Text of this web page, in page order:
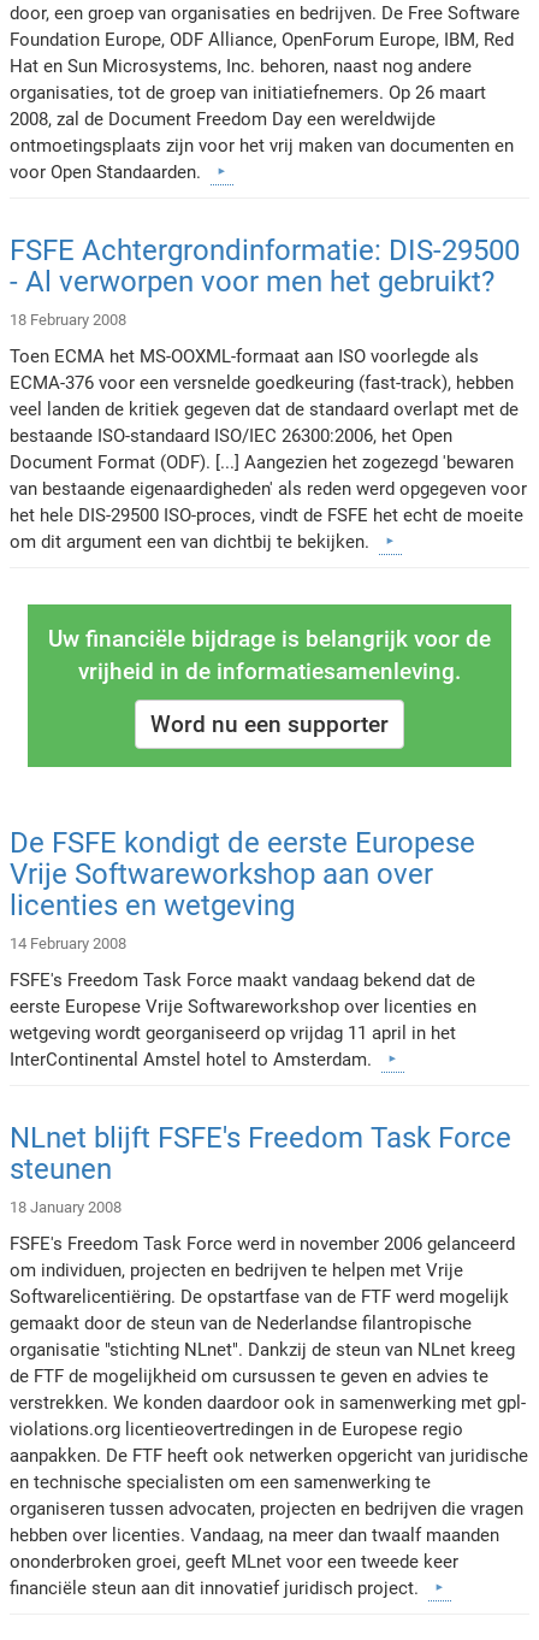
door, een groep van organisaties en bedrijven. De Free Software
Foundation Europe, ODF Alliance, OpenForum Europe, IBM, Red
Hat en Sun Microsystems, Inc. behoren, naast nog andere
organisaties, tot de groep van initiatiefnemers. Op 26 maart
2008, zal de Document Freedom Day een wereldwijde
ontmoetingsplaats zijn voor het vrij maken van documenten en
voor Open Standaarden.
FSFE Achtergrondinformatie: DIS-29500
- Al verworpen voor men het gebruikt?
18 February 2008
Toen ECMA het MS-OOXML-formaat aan ISO voorlegde als
ECMA-376 voor een versnelde goedkeuring (fast-track), hebben
veel landen de kritiek gegeven dat de standaard overlapt met de
bestaande ISO-standaard ISO/IEC 26300:2006, het Open
Document Format (ODF). [...] Aangezien het zogezegd 'bewaren
van bestaande eigenaardigheden' als reden werd opgegeven voor
het hele DIS-29500 ISO-proces, vindt de FSFE het echt de moeite
om dit argument een van dichtbij te bekijken.
Uw financiële bijdrage is belangrijk voor de
vrijheid in de informatiesamenleving.
Word nu een supporter
De FSFE kondigt de eerste Europese
Vrije Softwareworkshop aan over
licenties en wetgeving
14 February 2008
FSFE's Freedom Task Force maakt vandaag bekend dat de
eerste Europese Vrije Softwareworkshop over licenties en
wetgeving wordt georganiseerd op vrijdag 11 april in het
InterContinental Amstel hotel to Amsterdam.
NLnet blijft FSFE's Freedom Task Force
steunen
18 January 2008
FSFE's Freedom Task Force werd in november 2006 gelanceerd
om individuen, projecten en bedrijven te helpen met Vrije
Softwarelicentiëring. De opstartfase van de FTF werd mogelijk
gemaakt door de steun van de Nederlandse filantropische
organisatie "stichting NLnet". Dankzij de steun van NLnet kreeg
de FTF de mogelijkheid om cursussen te geven en advies te
verstrekken. We konden daardoor ook in samenwerking met gpl-
violations.org licentieovertredingen in de Europese regio
aanpakken. De FTF heeft ook netwerken opgericht van juridische
en technische specialisten om een samenwerking te
organiseren tussen advocaten, projecten en bedrijven die vragen
hebben over licenties. Vandaag, na meer dan twaalf maanden
ononderbroken groei, geeft MLnet voor een tweede keer
financiële steun aan dit innovatief juridisch project.